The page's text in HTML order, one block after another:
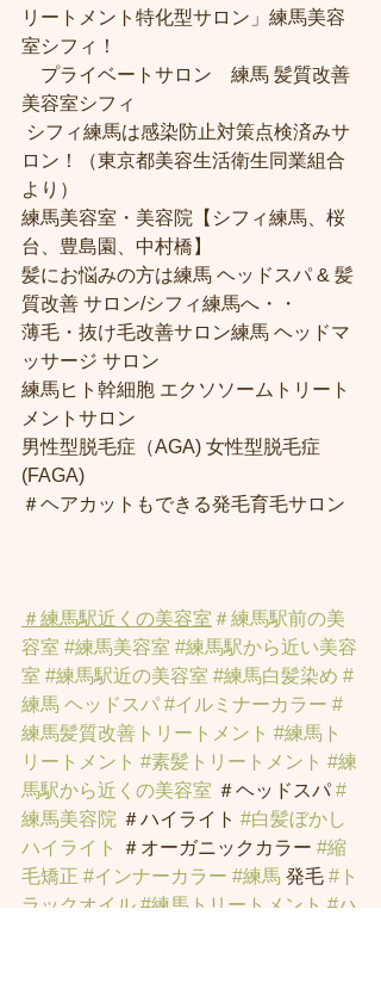
リートメント特化型サロン」練馬美容
室シフィ！
プライベートサロン　練馬 髪質改善
美容室シフィ
シフィ練馬は感染防止対策点検済みサ
ロン！（東京都美容生活衛生同業組合
より）
練馬美容室・美容院【シフィ練馬、桜
台、豊島園、中村橋】
髪にお悩みの方は練馬 ヘッドスパ & 髪
質改善 サロン/シフィ練馬へ・・
薄毛・抜け毛改善サロン練馬 ヘッドマ
ッサージ サロン
練馬ヒト幹細胞 エクソソームトリート
メントサロン
男性型脱毛症（AGA) 女性型脱毛症
(FAGA)
＃ヘアカットもできる発毛育毛サロン
＃練馬駅近くの美容室 ＃練馬駅前の美
容室 #練馬美容室 #練馬駅から近い美容
室 #練馬駅近の美容室 #練馬白髪染め #
練馬 ヘッドスパ #イルミナーカラー #
練馬髪質改善トリートメント #練馬ト
リートメント #素髪トリートメント #練
馬駅から近くの美容室 ＃ヘッドスパ #
練馬美容院 ＃ハイライト #白髪ぼかし
ハイライト
＃オーガニックカラー #縮
毛矯正 #インナーカラー #練馬 発毛 #ト
ラックオイル #練馬トリートメント #ハ